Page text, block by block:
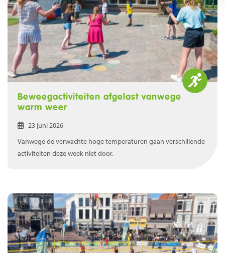
Beweegactiviteiten afgelast vanwege
warm weer
23 juni 2026
Vanwege de verwachte hoge temperaturen gaan verschillende
activiteiten deze week niet door.